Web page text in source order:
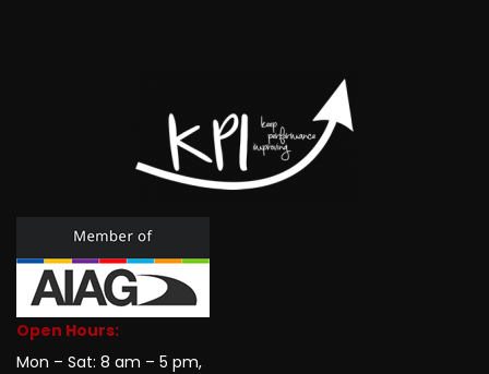
Open Hours:
Mon – Sat: 8 am – 5 pm,